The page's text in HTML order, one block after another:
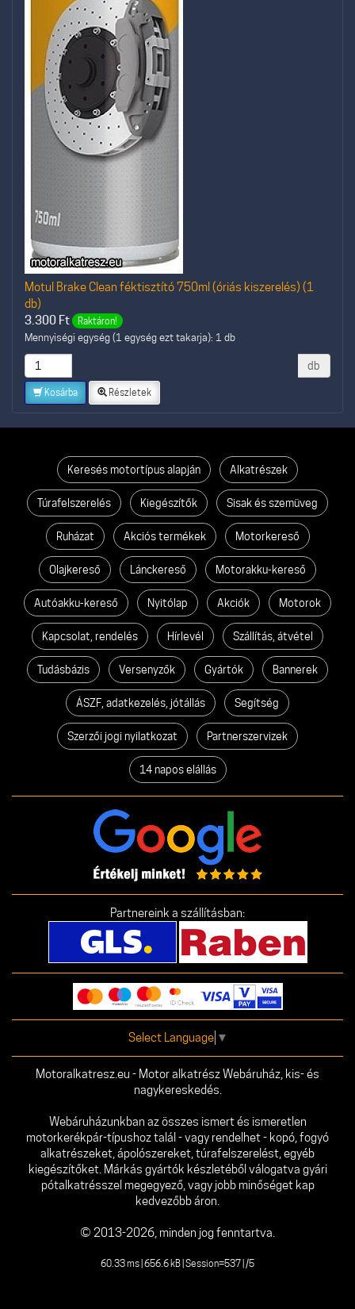
Motul Brake Clean féktisztító 750ml (óriás kiszerelés) (1
db)
3.300 Ft Raktáron!
Mennyiségi egység (1 egység ezt takarja): 1 db
db
Kosárba Részletek
Keresés motortípus alapján Alkatrészek
Túrafelszerelés Kiegészítők Sisak és szemüveg
Ruházat Akciós termékek Motorkereső
Olajkereső Lánckereső Motorakku-kereső
Autóakku-kereső Nyitólap Akciók Motorok
Kapcsolat, rendelés Hírlevél Szállítás, átvétel
Tudásbázis Versenyzők Gyártók Bannerek
ÁSZF, adatkezelés, jótállás Segítség
Szerzői jogi nyilatkozat Partnerszervizek
14 napos elállás
Partnereink a szállításban:
Select Language ▼
Motoralkatresz.eu - Motor alkatrész Webáruház, kis- és
nagykereskedés.
Webáruházunkban az összes ismert és ismeretlen
motorkerékpár-típushoz talál - vagy rendelhet - kopó, fogyó
alkatrészeket, ápolószereket, túrafelszerelést, egyéb
kiegészítőket. Márkás gyártók készletéből válogatva gyári
pótalkatrésszel megegyező, vagy jobb minőséget kap
kedvezőbb áron.
© 2013-2026, minden jog fenntartva.
60.33 ms | 656.6 kB | Session=537 | /5